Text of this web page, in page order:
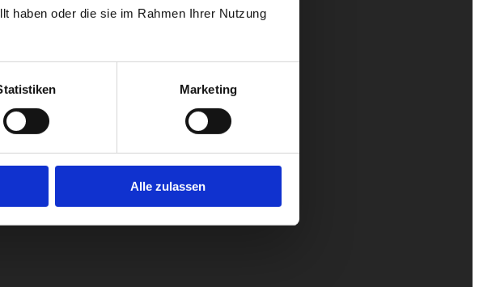
haben oder die sie im Rahmen Ihrer Nutzung
Marketing
Alle zulassen